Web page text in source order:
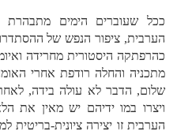
ככל שעוברים הימים
הערבית, ציפור הנפש של
כהרפתקה היסטורית מחרידה
מתכניה והחלה רודפת אחרי
שלום, הדבר לא עולה בידה,
ויצרו במו ידיהם יש מאין את
הערבית זו יצירה ציונית-